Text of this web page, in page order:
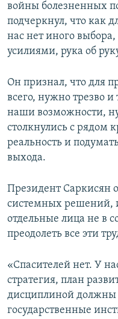
войны болезненных
подчеркнул, что как
нас нет иного
усилиями, рука об
Он признал, что для
всего, нужно трезво
наши возможности,
столкнулись с рядом
реальность и
выхода.
Президент Саркисян
системных решений,
отдельные лица не в
преодолеть все эти
«Спасителей нет. У
стратегия, план
дисциплиной должны
государственные